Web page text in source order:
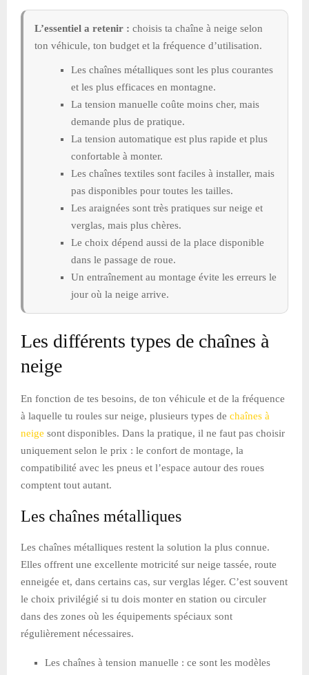
L’essentiel a retenir : choisis ta chaîne à neige selon
ton véhicule, ton budget et la fréquence d’utilisation.
Les chaînes métalliques sont les plus courantes
et les plus efficaces en montagne.
La tension manuelle coûte moins cher, mais
demande plus de pratique.
La tension automatique est plus rapide et plus
confortable à monter.
Les chaînes textiles sont faciles à installer, mais
pas disponibles pour toutes les tailles.
Les araignées sont très pratiques sur neige et
verglas, mais plus chères.
Le choix dépend aussi de la place disponible
dans le passage de roue.
Un entraînement au montage évite les erreurs le
jour où la neige arrive.
Les différents types de chaînes à
neige
En fonction de tes besoins, de ton véhicule et de la fréquence
à laquelle tu roules sur neige, plusieurs types de chaînes à
neige sont disponibles. Dans la pratique, il ne faut pas choisir
uniquement selon le prix : le confort de montage, la
compatibilité avec les pneus et l’espace autour des roues
comptent tout autant.
Les chaînes métalliques
Les chaînes métalliques restent la solution la plus connue.
Elles offrent une excellente motricité sur neige tassée, route
enneigée et, dans certains cas, sur verglas léger. C’est souvent
le choix privilégié si tu dois monter en station ou circuler
dans des zones où les équipements spéciaux sont
régulièrement nécessaires.
Les chaînes à tension manuelle : ce sont les modèles